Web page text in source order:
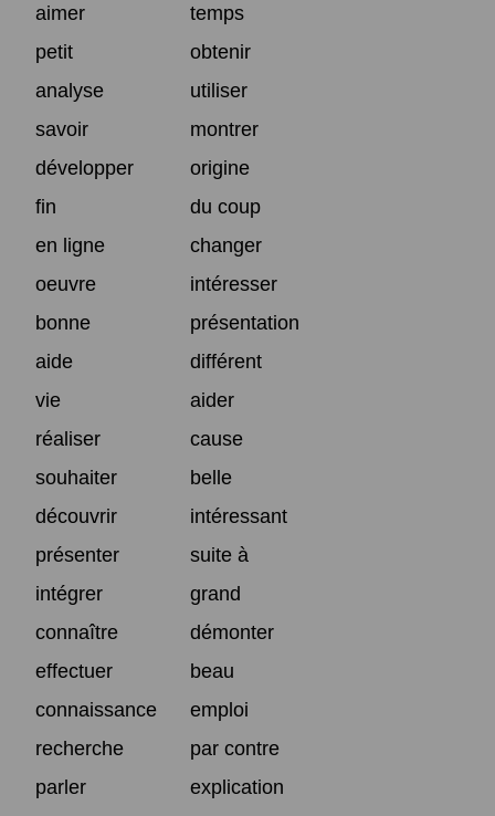
aimer
temps
petit
obtenir
analyse
utiliser
savoir
montrer
développer
origine
fin
du coup
en ligne
changer
oeuvre
intéresser
bonne
présentation
aide
différent
vie
aider
réaliser
cause
souhaiter
belle
découvrir
intéressant
présenter
suite à
intégrer
grand
connaître
démonter
effectuer
beau
connaissance
emploi
recherche
par contre
parler
explication